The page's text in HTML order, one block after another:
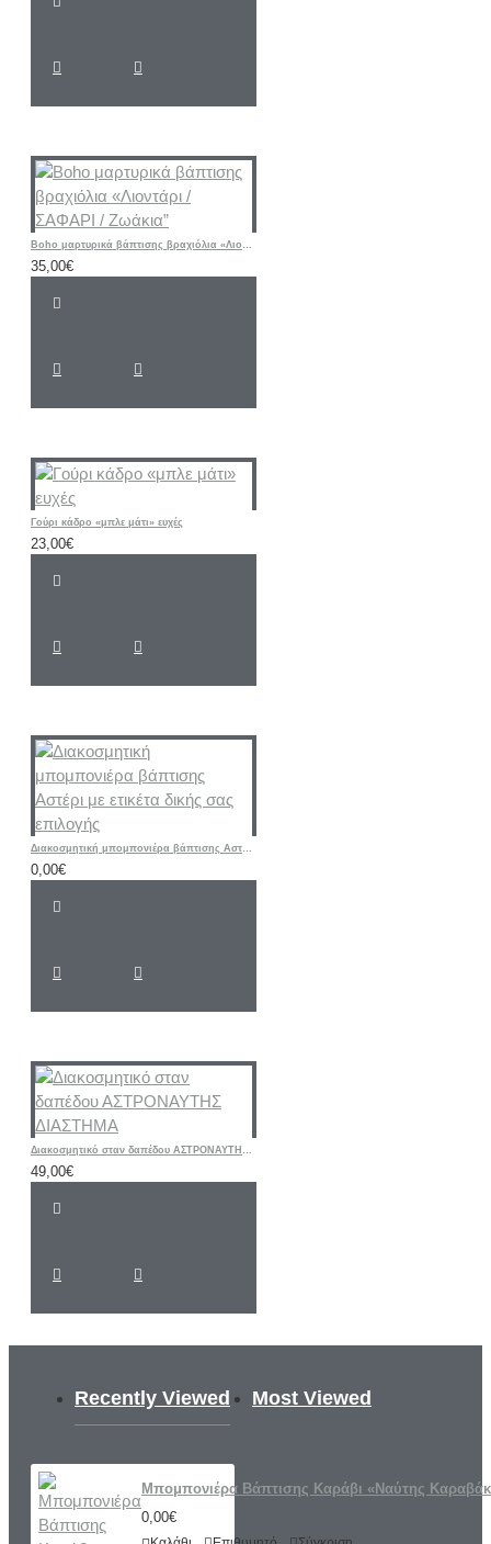
Boho μαρτυρικά βάπτισης βραχιόλια «Λιοντάρι / ΣΑΦΑΡΙ / Ζωάκια”
35,00€
Γούρι κάδρο «μπλε μάτι» ευχές
23,00€
Διακοσμητική μπομπονιέρα βάπτισης Αστέρι με ετικέτα δικής σας επιλογής
0,00€
Διακοσμητικό σταν δαπέδου ΑΣΤΡΟΝΑΥΤΗΣ ΔΙΑΣΤΗΜΑ
49,00€
Recently Viewed Most Viewed
Μπομπονιέρα Βάπτισης Καράβι «Ναύτης
0,00€